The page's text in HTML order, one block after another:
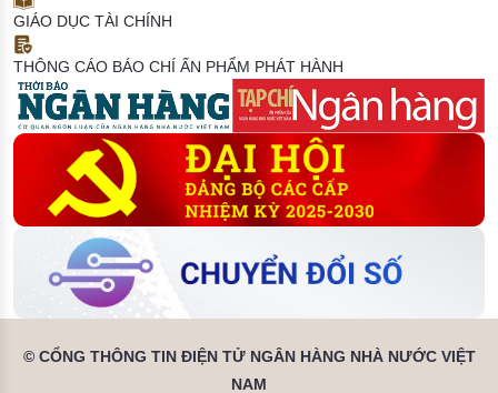
GIÁO DỤC TÀI CHÍNH
THÔNG CÁO BÁO CHÍ ẤN PHẨM PHÁT HÀNH
© CỔNG THÔNG TIN ĐIỆN TỬ NGÂN HÀNG NHÀ NƯỚC VIỆT
NAM